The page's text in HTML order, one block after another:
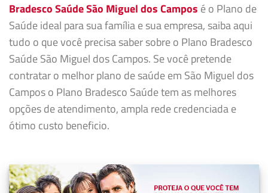
Bradesco Saúde São Miguel dos Campos é o Plano de
Saúde ideal para sua família e sua empresa, saiba aqui
tudo o que você precisa saber sobre o Plano Bradesco
Saúde São Miguel dos Campos. Se você pretende
contratar o melhor plano de saúde em São Miguel dos
Campos o Plano Bradesco Saúde tem as melhores
opções de atendimento, ampla rede credenciada e
ótimo custo beneficio.